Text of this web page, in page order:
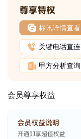
标讯详情查看
关键电话直连
甲方分析查询
会员尊享权益